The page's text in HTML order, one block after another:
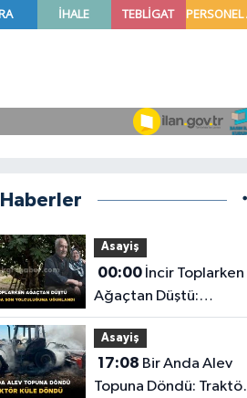
Haberler
Asayiş
00:00İncir Toplarken
Ağaçtan Düştü:
Karaman'da Son
Yolculuğuna Uğurlandı
Asayiş
17:08
Topuna Döndü: Traktör